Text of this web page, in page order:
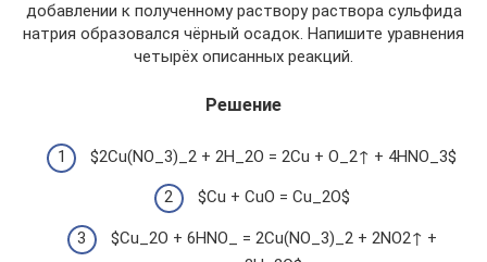
добавлении к полученному раствору раствора сульфида
натрия образовался чёрный осадок. Напишите уравнения
четырёх описанных реакций.
Решение
$2Cu(NO_3)_2 + 2H_2O = 2Cu + O_2↑ + 4HNO_3$
$Cu + CuO = Cu_2O$
$Cu_2O + 6HNO_ = 2Cu(NO_3)_2 + 2NO2↑ +